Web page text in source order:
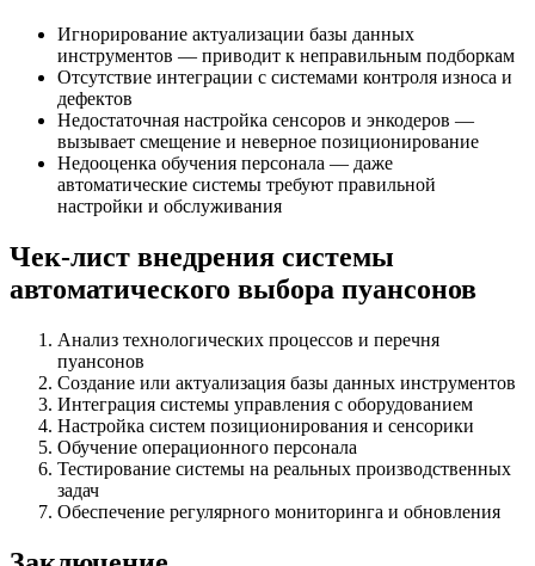
Игнорирование актуализации базы данных
инструментов — приводит к неправильным подборкам
Отсутствие интеграции с системами контроля износа и
дефектов
Недостаточная настройка сенсоров и энкодеров —
вызывает смещение и неверное позиционирование
Недооценка обучения персонала — даже
автоматические системы требуют правильной
настройки и обслуживания
Чек-лист внедрения системы
автоматического выбора пуансонов
Анализ технологических процессов и перечня
пуансонов
Создание или актуализация базы данных инструментов
Интеграция системы управления с оборудованием
Настройка систем позиционирования и сенсорики
Обучение операционного персонала
Тестирование системы на реальных производственных
задач
Обеспечение регулярного мониторинга и обновления